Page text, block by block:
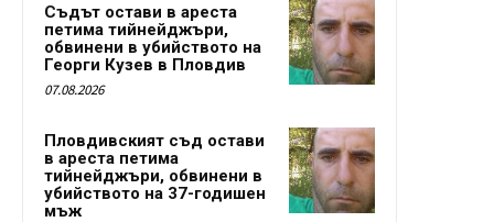
Съдът остави в ареста
петима тийнейджъри,
обвинени в убийството на
Георги Кузев в Пловдив
07.08.2026
Пловдивският съд остави
в ареста петима
тийнейджъри, обвинени в
убийството на 37-годишен
мъж